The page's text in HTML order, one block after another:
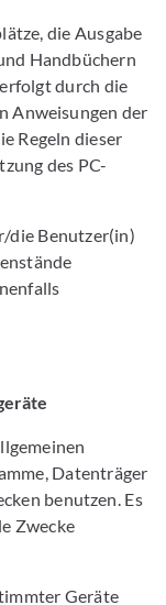
die Ausgabe
Handbüchern
durch die
Anweisungen der
Regeln dieser
des PC-
die Benutzer(in)
Datenträger
benutzen. Es
Zwecke
Geräte